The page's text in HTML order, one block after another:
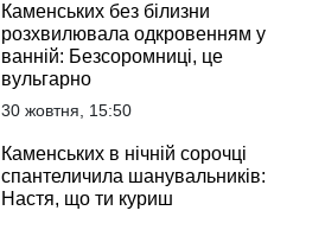
Каменських без білизни
розхвилювала одкровенням у
ванній: Безсоромниці, це
вульгарно
30 жовтня, 15:50
Каменських в нічній сорочці
спантеличила шанувальників:
Настя, що ти куриш